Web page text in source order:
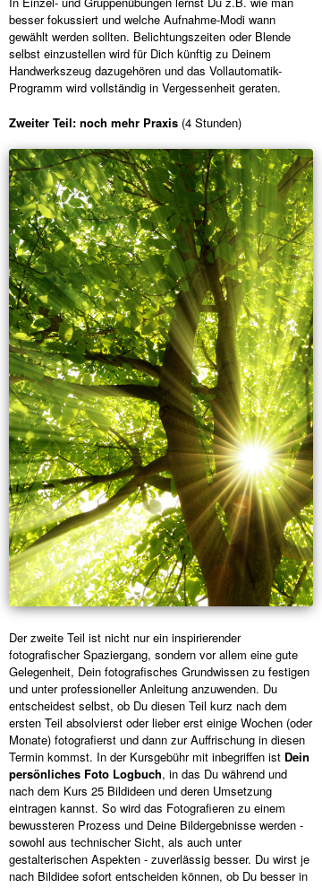
besser fokussiert und welche Aufnahme-Modi wann
gewählt werden sollten. Belichtungszeiten oder Blende
selbst einzustellen wird für Dich künftig zu Deinem
Handwerkszeug dazugehören und das Vollautomatik-
Programm wird vollständig in Vergessenheit geraten.
Zweiter Teil: noch mehr Praxis (4 Stunden)
Der zweite Teil ist nicht nur ein inspirierender
fotografischer Spaziergang, sondern vor allem eine gute
Gelegenheit, Dein fotografisches Grundwissen zu festigen
und unter professioneller Anleitung anzuwenden. Du
entscheidest selbst, ob Du diesen Teil kurz nach dem
ersten Teil absolvierst oder lieber erst einige Wochen (oder
Monate) fotografierst und dann zur Auffrischung in diesen
Termin kommst. In der Kursgebühr mit inbegriffen ist Dein
persönliches Foto Logbuch, in das Du während und
nach dem Kurs 25 Bildideen und deren Umsetzung
eintragen kannst. So wird das Fotografieren zu einem
bewussteren Prozess und Deine Bildergebnisse werden -
sowohl aus technischer Sicht, als auch unter
gestalterischen Aspekten - zuverlässig besser. Du wirst je
nach Bildidee sofort entscheiden können, ob Du besser in